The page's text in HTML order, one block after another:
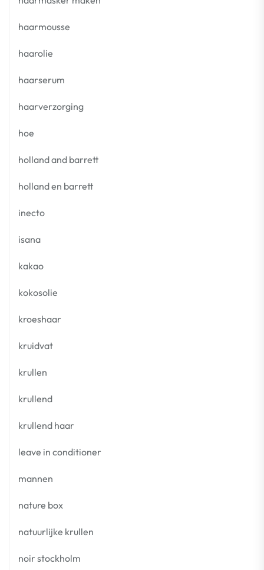
haarmousse
haarolie
haarserum
haarverzorging
hoe
holland and barrett
holland en barrett
inecto
isana
kakao
kokosolie
kroeshaar
kruidvat
krullen
krullend
krullend haar
leave in conditioner
mannen
nature box
natuurlijke krullen
noir stockholm